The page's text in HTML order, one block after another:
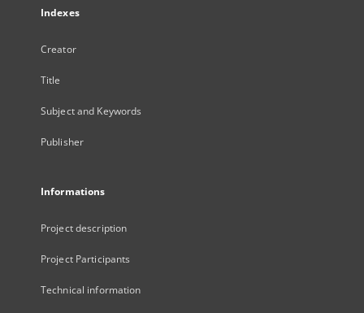
Indexes
Creator
Title
Subject and Keywords
Publisher
Informations
Project description
Project Participants
Technical information